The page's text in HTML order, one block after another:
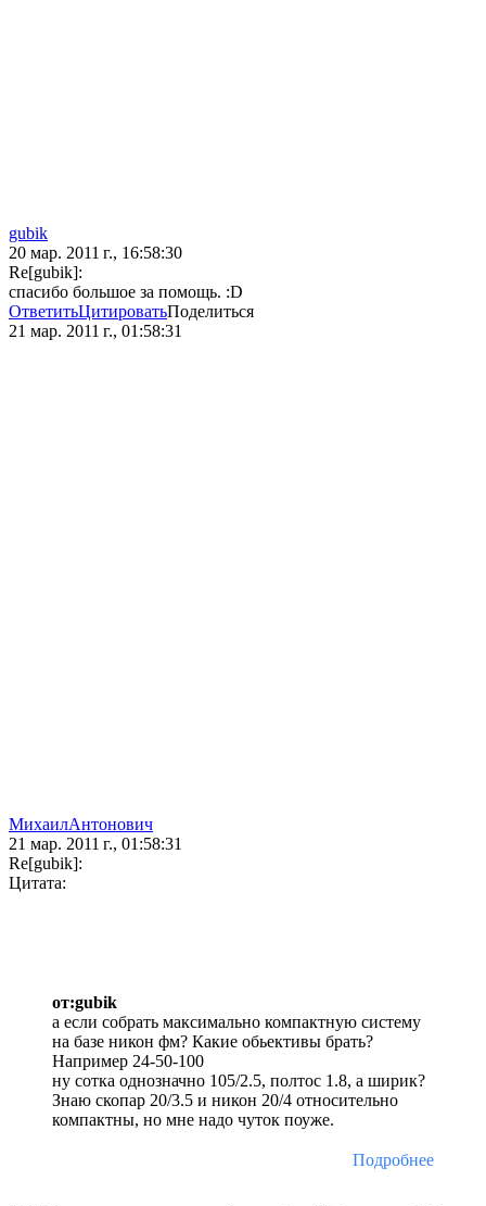
gubik
20 мар. 2011 г., 16:58:30
Re[gubik]:
спасибо большое за помощь. :D
ОтветитьЦитироватьПоделиться
21 мар. 2011 г., 01:58:31
МихаилАнтонович
21 мар. 2011 г., 01:58:31
Re[gubik]:
Цитата:
от:gubik
а если собрать максимально компактную систему
на базе никон фм? Какие обьективы брать?
Например 24-50-100
ну сотка однозначно 105/2.5, полтос 1.8, а ширик?
Знаю скопар 20/3.5 и никон 20/4 относительно
компактны, но мне надо чуток поуже.
Подробнее